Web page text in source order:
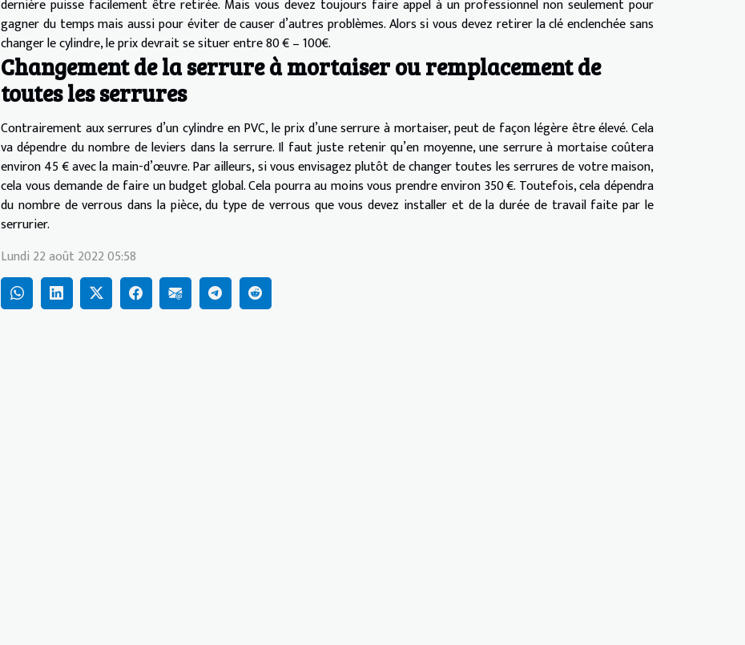
dernière puisse facilement être retirée. Mais vous devez toujours faire appel à un professionnel non seulement pour
gagner du temps mais aussi pour éviter de causer d’autres problèmes. Alors si vous devez retirer la clé enclenchée sans
changer le cylindre, le prix devrait se situer entre 80 € – 100€.
Changement de la serrure à mortaiser ou remplacement de
toutes les serrures
Contrairement aux serrures d’un cylindre en PVC, le prix d’une serrure à mortaiser, peut de façon légère être élevé. Cela
va dépendre du nombre de leviers dans la serrure. Il faut juste retenir qu’en moyenne, une serrure à mortaise coûtera
environ 45 € avec la main-d’œuvre. Par ailleurs, si vous envisagez plutôt de changer toutes les serrures de votre maison,
cela vous demande de faire un budget global. Cela pourra au moins vous prendre environ 350 €. Toutefois, cela dépendra
du nombre de verrous dans la pièce, du type de verrous que vous devez installer et de la durée de travail faite par le
serrurier.
Lundi 22 août 2022 05:58